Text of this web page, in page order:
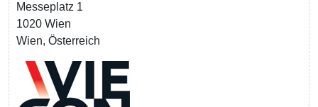
Messeplatz 1
1020 Wien
Wien, Österreich